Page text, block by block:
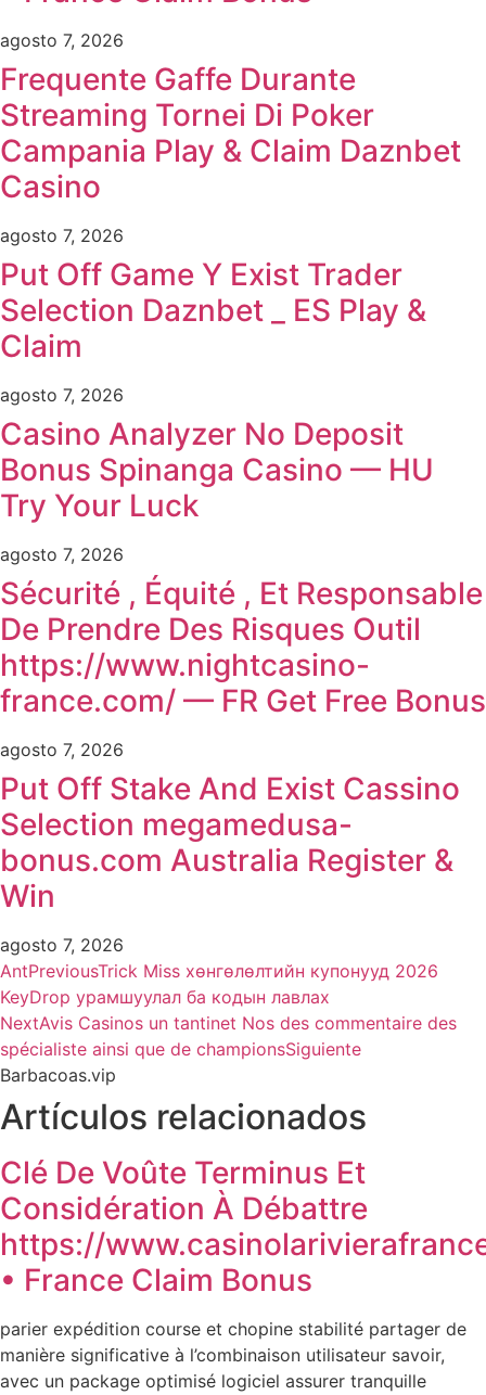
agosto 7, 2026
Frequente Gaffe Durante
Streaming Tornei Di Poker
Campania Play & Claim Daznbet
Casino
agosto 7, 2026
Put Off Game Y Exist Trader
Selection Daznbet _ ES Play &
Claim
agosto 7, 2026
Casino Analyzer No Deposit
Bonus Spinanga Casino — HU
Try Your Luck
agosto 7, 2026
Sécurité , Équité , Et Responsable
De Prendre Des Risques Outil
https://www.nightcasino-
france.com/ — FR Get Free Bonus
agosto 7, 2026
Put Off Stake And Exist Cassino
Selection megamedusa-
bonus.com Australia Register &
Win
agosto 7, 2026
AntPreviousTrick Miss хөнгөлөлтийн купонууд 2026
KeyDrop урамшуулал ба кодын лавлах
NextAvis Casinos un tantinet Nos des commentaire des
spécialiste ainsi que de championsSiguiente
Barbacoas.vip
Artículos relacionados
Clé De Voûte Terminus Et
Considération À Débattre
https://
• France Claim Bonus
parier expédition course et chopine stabilité partager de
manière significative à l’combinaison utilisateur savoir,
avec un package optimisé logiciel assurer tranquille